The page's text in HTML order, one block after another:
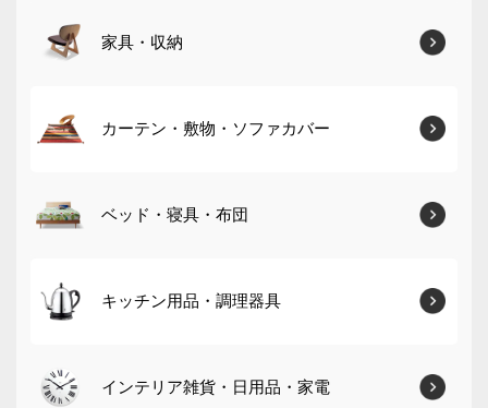
家具・収納
カーテン・敷物・ソファカバー
ベッド・寝具・布団
キッチン用品・調理器具
インテリア雑貨・日用品・家電